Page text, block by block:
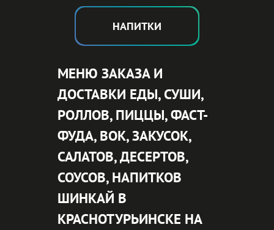
НАПИТКИ
МЕНЮ ЗАКАЗА И
ДОСТАВКИ ЕДЫ, СУШИ,
РОЛЛОВ, ПИЦЦЫ, ФАСТ-
ФУДА, ВОК, ЗАКУСОК,
САЛАТОВ, ДЕСЕРТОВ,
СОУСОВ, НАПИТКОВ
ШИНКАЙ В
КРАСНОТУРЬИНСКЕ НА